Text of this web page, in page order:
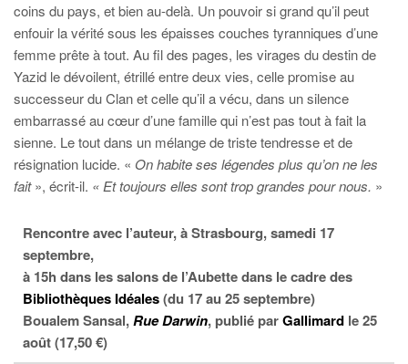
coins du pays, et bien au-delà. Un pouvoir si grand qu’il peut
enfouir la vérité sous les épaisses couches tyranniques d’une
femme prête à tout. Au fil des pages, les virages du destin de
Yazid le dévoilent, étrillé entre deux vies, celle promise au
successeur du Clan et celle qu’il a vécu, dans un silence
embarrassé au cœur d’une famille qui n’est pas tout à fait la
sienne. Le tout dans un mélange de triste tendresse et de
résignation lucide. « On habite ses légendes plus qu’on ne les
fait», écrit-il. « Et toujours elles sont trop grandes pour nous. »
Rencontre avec l’auteur, à Strasbourg, samedi 17
septembre,
à 15h dans les salons de l’Aubette dans le cadre des
Bibliothèques Idéales(du 17 au 25 septembre)
Boualem Sansal,Rue Darwin, publié parGallimard le 25
août (17,50 €)